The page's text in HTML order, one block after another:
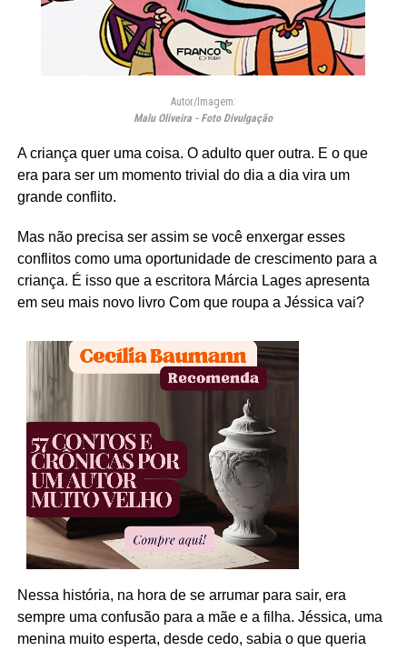
Autor/Imagem:
Malu Oliveira - Foto Divulgação
A criança quer uma coisa. O adulto quer outra. E o que
era para ser um momento trivial do dia a dia vira um
grande conflito.
Mas não precisa ser assim se você enxergar esses
conflitos como uma oportunidade de crescimento para a
criança. É isso que a escritora Márcia Lages apresenta
em seu mais novo livro Com que roupa a Jéssica vai?
Nessa história, na hora de se arrumar para sair, era
sempre uma confusão para a mãe e a filha. Jéssica, uma
menina muito esperta, desde cedo, sabia o que queria